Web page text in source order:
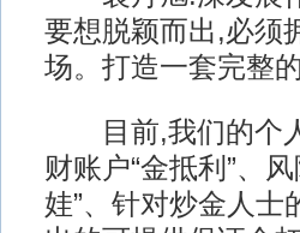
要想脱颖而出,必须
场。打造一套完整
目前,我们的个人
财账户“金抵利”、
娃”、针对炒金人士